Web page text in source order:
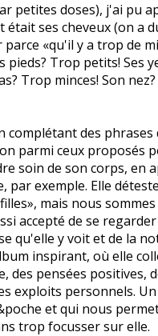
petites doses), j'ai pu
ses cheveux (on a
«qu'il y a trop de
pieds? Trop petits! Ses
Trop minces! Son
complétant des phrases
parmi ceux proposés
soin de son corps, en
exemple. Elle
mais nous
accepté de se
qu'elle y voit et de la
inspirant, où elle
des pensées positives,
exploits personnels.
et qui nous
trop focusser sur elle.